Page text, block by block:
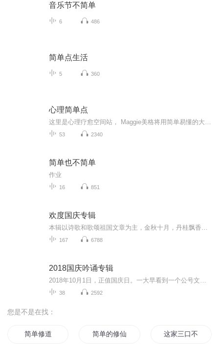
音乐节不简单
6 486
简单点生活
5 360
心理简单点
53 2340
简单也不简单
作业
16 851
欢度国庆专辑
167 6788
2018国庆吟诵专辑
38 2592
您是不是在找：
简单修道 简单的修仙 这家三口不简单